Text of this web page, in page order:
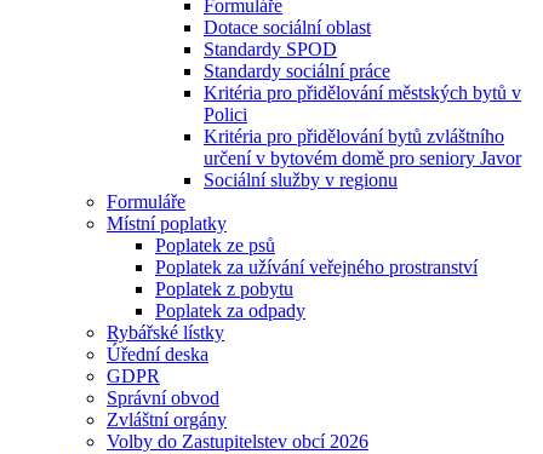
Formuláře
Dotace sociální oblast
Standardy SPOD
Standardy sociální práce
Kritéria pro přidělování městských bytů v
Polici
Kritéria pro přidělování bytů zvláštního
určení v bytovém domě pro seniory Javor
Sociální služby v regionu
Formuláře
Místní poplatky
Poplatek ze psů
Poplatek za užívání veřejného prostranství
Poplatek z pobytu
Poplatek za odpady
Rybářské lístky
Úřední deska
GDPR
Správní obvod
Zvláštní orgány
Volby do Zastupitelstev obcí 2026